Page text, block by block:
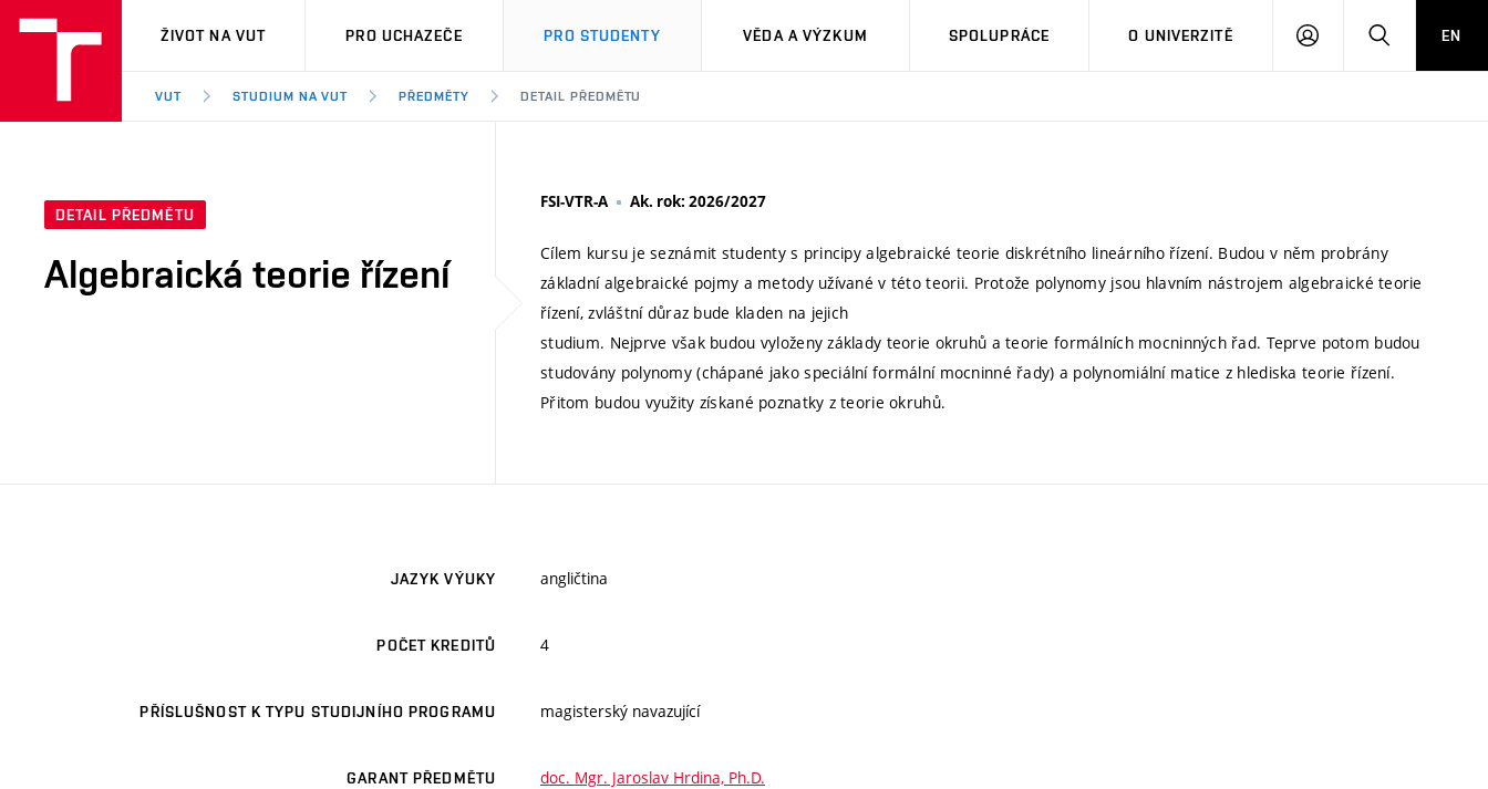
VUT
ŽIVOT NA VUT PRO UCHAZEČE PRO STUDENTY VĚDA A VÝZKUM SPOLUPRÁCE O UNIVERZITĚ
PŘIHLÁSIT HLEDATEN
VUT STUDIUM NA VUT PŘEDMĚTY DETAIL PŘEDMĚTU
DETAIL PŘEDMĚTU
Algebraická teorie řízení
FSI-VTR-A Ak. rok: 2026/2027
Cílem kursu je seznámit studenty s principy algebraické teorie diskrétního lineárního řízení. Budou v něm probrány
základní algebraické pojmy a metody užívané v této teorii. Protože polynomy jsou hlavním nástrojem algebraické teorie
řízení, zvláštní důraz bude kladen na jejich
studium. Nejprve však budou vyloženy základy teorie okruhů a teorie formálních mocninných řad. Teprve potom budou
studovány polynomy (chápané jako speciální formální mocninné řady) a polynomiální matice z hlediska teorie řízení.
Přitom budou využity získané poznatky z teorie okruhů.
JAZYK VÝUKY angličtina
POČET KREDITŮ 4
PŘÍSLUŠNOST K TYPU STUDIJNÍHO PROGRAMU magisterský navazující
GARANT PŘEDMĚTU doc. Mgr. Jaroslav Hrdina, Ph.D.